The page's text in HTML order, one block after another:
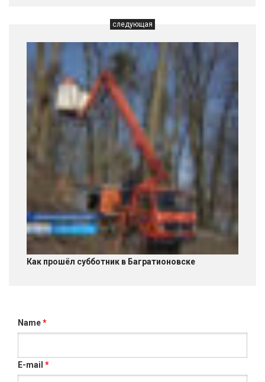
следующая
Как прошёл субботник в Багратионовске
Name*
E-mail *